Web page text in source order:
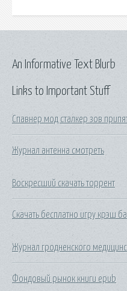
Links to Important Stuff
Спавнер мод сталкер зов
Журнал антенна смотреть
Воскресший скачать торрент
Скачать бесплатно игру крэш
Журнал гродненского
Фондовый рынок книги epub
An Informative Text Blurb